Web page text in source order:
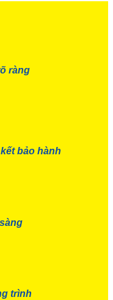
ràng
bảo hành
trình